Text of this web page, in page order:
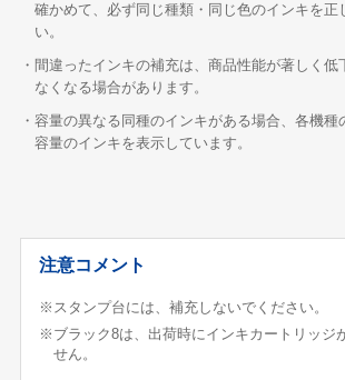
確かめて、必ず同じ種類・同じ色のインキを正
い。
・間違ったインキの補充は、商品性能が著しく低
なくなる場合があります。
・容量の異なる同種のインキがある場合、各機
容量のインキを表示しています。
注意コメント
※スタンプ台には、補充しないでください。
※ブラック8は、出荷時にインキカートリッジ
せん。